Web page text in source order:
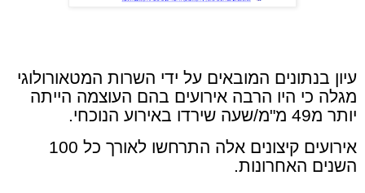
עיון בנתונים המובאים על ידי השרות המטאורולוגי
מגלה כי היו הרבה אירועים בהם העוצמה הייתה
יותר מ49 מ"מ/שעה שירדו באירוע הנוכחי.
אירועים קיצונים אלה התרחשו לאורך כל 100
השנים האחרונות.